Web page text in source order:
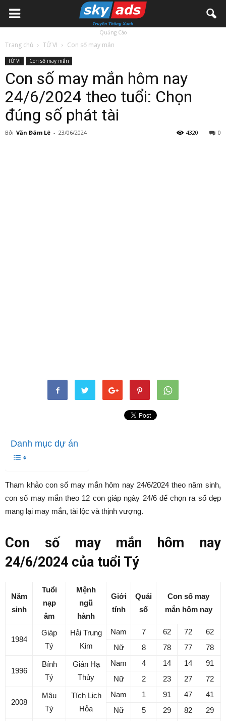
Quảng Cáo
Trang chủ TỬ VI Con số may mắn
TỬ VI Con số may mắn
Con số may mắn hôm nay
24/6/2024 theo tuổi: Chọn
đúng số phát tài
Bởi Văn Đãm Lê - 23/06/2024 0
4320
Danh mục dự án
Tham khảo con số may mắn hôm nay 24/6/2024 theo năm sinh,
con số may mắn theo 12 con giáp ngày 24/6 để chọn ra số đẹp
mang lại may mắn, tài lộc và thịnh vượng.
Con số may mắn hôm nay
24/6/2024 của tuổi Tý
Năm
sinh
Tuổi
nạp
âm
Mệnh
ngũ
hành
Giới
tính
Quái
số
Con số may
mắn hôm nay
1984
Giáp
Tý
Hải Trung
Kim
Nam 7 62 72
62
Nữ
8 78 77 78
1996
Bính
Tý
Giản Hạ
Thủy
Nam 4 14 14
91
Nữ
2 23 27 72
2008
Mậu
Tý
Tích Lịch
Hỏa
Nam 1 91 47
41
Nữ
5 29 82 29